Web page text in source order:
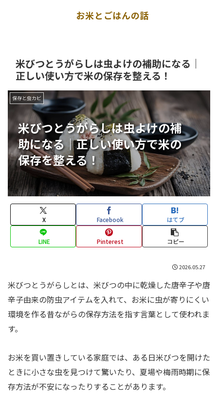
お米とごはんの話
米びつとうがらしは虫よけの補助になる｜
正しい使い方で米の保存を整える！
米びつとうがらしは虫よけの補
助になる｜正しい使い方で米の
保存を整える！
保存と虫カビ
X Facebook はてブ
LINE Pinterest コピー
2026.05.27
米びつとうがらしとは、米びつの中に乾燥した唐辛子や唐
辛子由来の防虫アイテムを入れて、お米に虫が寄りにくい
環境を作る昔ながらの保存方法を指す言葉として使われま
す。
お米を買い置きしている家庭では、ある日米びつを開けた
ときに小さな虫を見つけて驚いたり、夏場や梅雨時期に保
存方法が不安になったりすることがあります。